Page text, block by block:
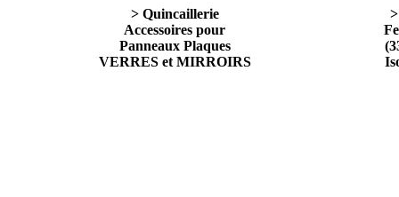
> Quincaillerie
Accessoires pour
Panneaux Plaques
VERRES et MIRROIRS